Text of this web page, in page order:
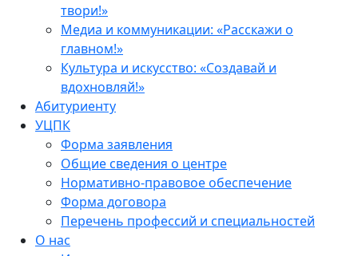
твори!»
Медиа и коммуникации: «Расскажи о
главном!»
Культура и искусство: «Создавай и
вдохновляй!»
Абитуриенту
УЦПК
Форма заявления
Общие сведения о центре
Нормативно-правовое обеспечение
Форма договора
Перечень профессий и специальностей
О нас